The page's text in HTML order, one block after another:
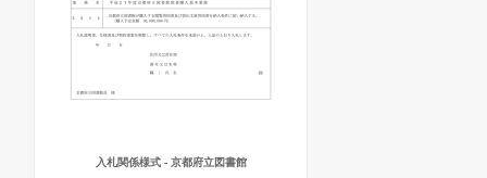
入札関係様式 - 京都府立図書館